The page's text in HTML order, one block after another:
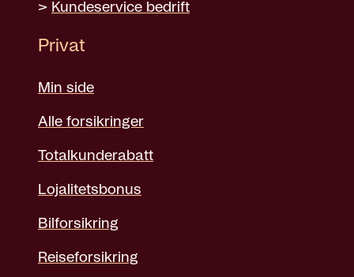
> Kundeservice bedrift
Privat
Min side
Alle forsikringer
Totalkunderabatt
Lojalitetsbonus
Bilforsikring
Reiseforsikring